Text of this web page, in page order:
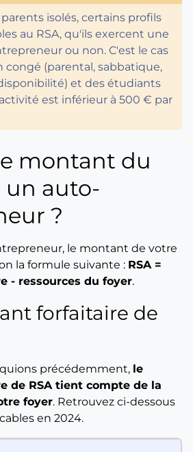
isolés, certains profils
au RSA, qu'ils exercent une
ou non. C'est le cas
congé (parental, sabbatique,
et des étudiants
est inférieur à 500 € par
montant du
un auto-
?
le montant de votre
la formule suivante : RSA =
- ressources du foyer.
forfaitaire de
précédemment, le
de RSA tient compte de la
foyer. Retrouvez ci-dessous
en 2024.